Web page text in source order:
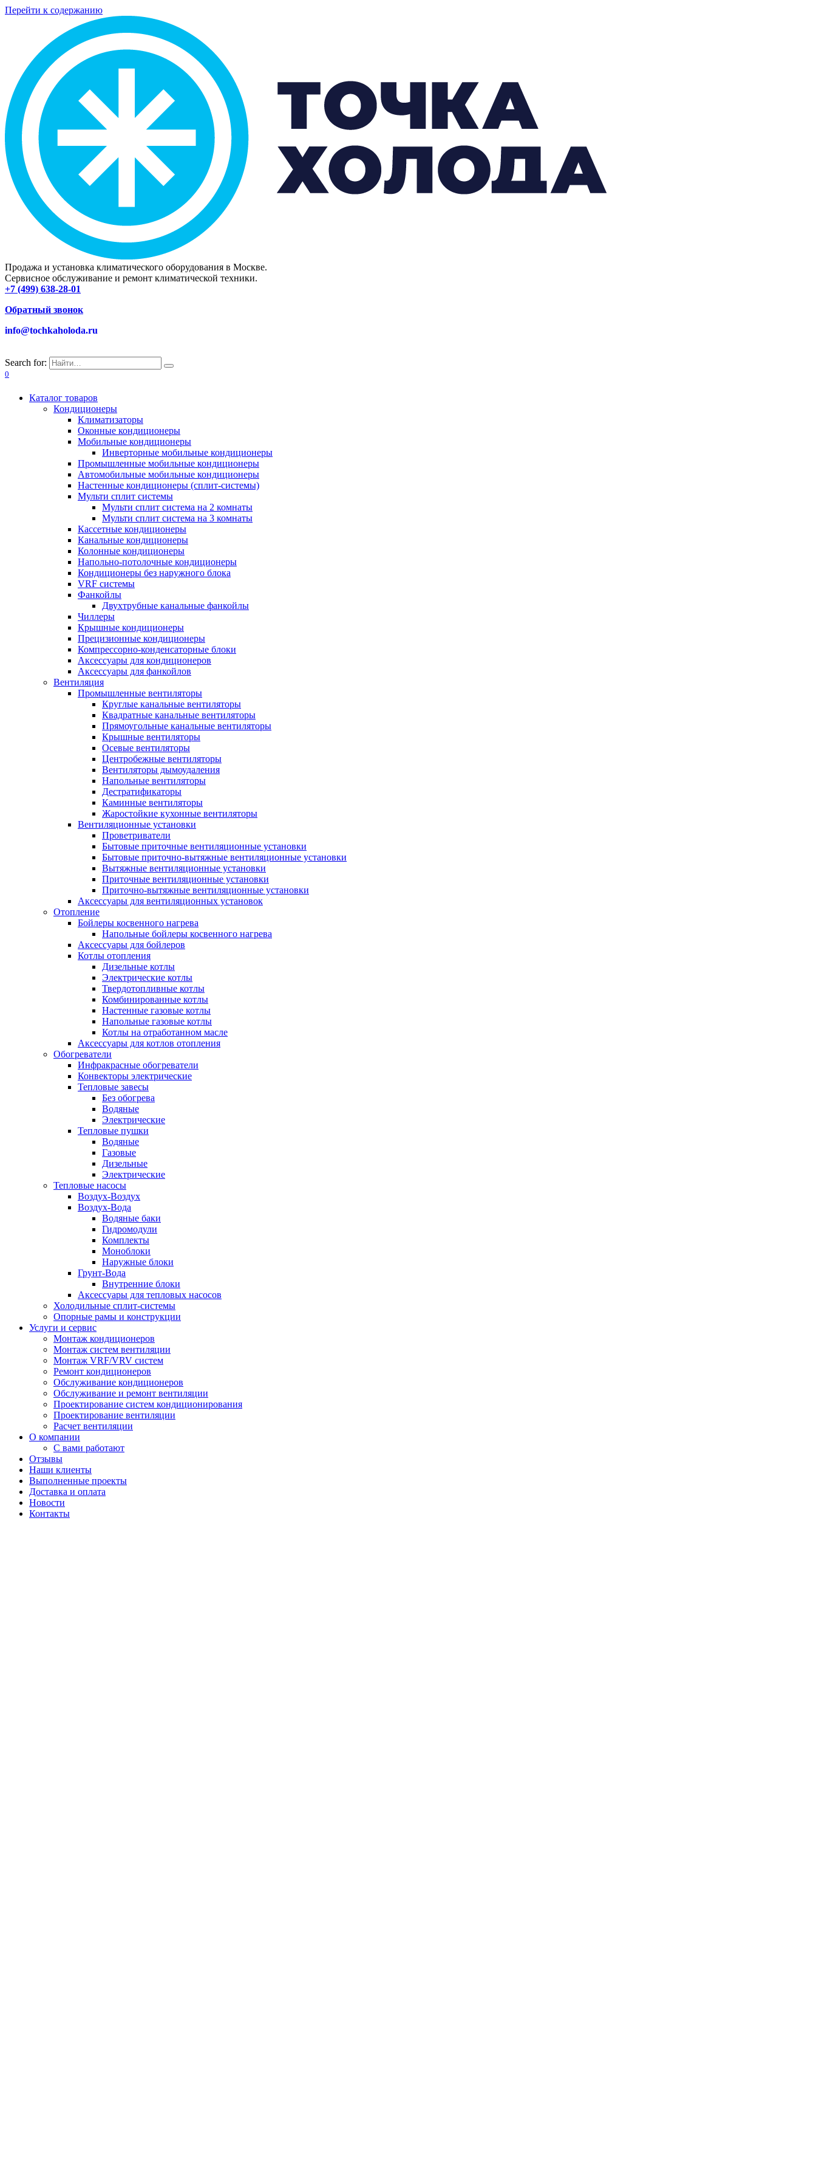
Перейти к содержанию
Продажа и установка климатического оборудования в Москве.
Сервисное обслуживание и ремонт климатической техники.
+7 (499) 638-28-01
Обратный звонок
info@tochkaholoda.ru
Search for:
0
Каталог товаров
Кондиционеры
Климатизаторы
Оконные кондиционеры
Мобильные кондиционеры
Инверторные мобильные кондиционеры
Промышленные мобильные кондиционеры
Автомобильные мобильные кондиционеры
Настенные кондиционеры (сплит-системы)
Мульти сплит системы
Мульти сплит система на 2 комнаты
Мульти сплит система на 3 комнаты
Кассетные кондиционеры
Канальные кондиционеры
Колонные кондиционеры
Напольно-потолочные кондиционеры
Кондиционеры без наружного блока
VRF системы
Фанкойлы
Двухтрубные канальные фанкойлы
Чиллеры
Крышные кондиционеры
Прецизионные кондиционеры
Компрессорно-конденсаторные блоки
Аксессуары для кондиционеров
Аксессуары для фанкойлов
Вентиляция
Промышленные вентиляторы
Круглые канальные вентиляторы
Квадратные канальные вентиляторы
Прямоугольные канальные вентиляторы
Крышные вентиляторы
Осевые вентиляторы
Центробежные вентиляторы
Вентиляторы дымоудаления
Напольные вентиляторы
Дестратификаторы
Каминные вентиляторы
Жаростойкие кухонные вентиляторы
Вентиляционные установки
Проветриватели
Бытовые приточные вентиляционные установки
Бытовые приточно-вытяжные вентиляционные установки
Вытяжные вентиляционные установки
Приточные вентиляционные установки
Приточно-вытяжные вентиляционные установки
Аксессуары для вентиляционных установок
Отопление
Бойлеры косвенного нагрева
Напольные бойлеры косвенного нагрева
Аксессуары для бойлеров
Котлы отопления
Дизельные котлы
Электрические котлы
Твердотопливные котлы
Комбинированные котлы
Настенные газовые котлы
Напольные газовые котлы
Котлы на отработанном масле
Аксессуары для котлов отопления
Обогреватели
Инфракрасные обогреватели
Конвекторы электрические
Тепловые завесы
Без обогрева
Водяные
Электрические
Тепловые пушки
Водяные
Газовые
Дизельные
Электрические
Тепловые насосы
Воздух-Воздух
Воздух-Вода
Водяные баки
Гидромодули
Комплекты
Моноблоки
Наружные блоки
Грунт-Вода
Внутренние блоки
Аксессуары для тепловых насосов
Холодильные сплит-системы
Опорные рамы и конструкции
Услуги и сервис
Монтаж кондиционеров
Монтаж систем вентиляции
Монтаж VRF/VRV систем
Ремонт кондиционеров
Обслуживание кондиционеров
Обслуживание и ремонт вентиляции
Проектирование систем кондиционирования
Проектирование вентиляции
Расчет вентиляции
О компании
С вами работают
Отзывы
Наши клиенты
Выполненные проекты
Доставка и оплата
Новости
Контакты